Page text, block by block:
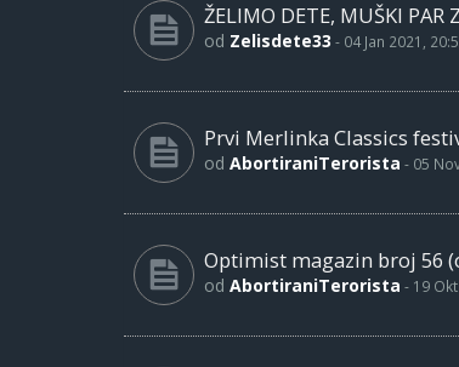
ŽELIMO DETE, MUŠKI PAR
od Zelisdete33 - 04 Jan 2021,
Prvi Merlinka Classics
od AbortiraniTerorista - 05
Optimist magazin broj 56
od AbortiraniTerorista - 19